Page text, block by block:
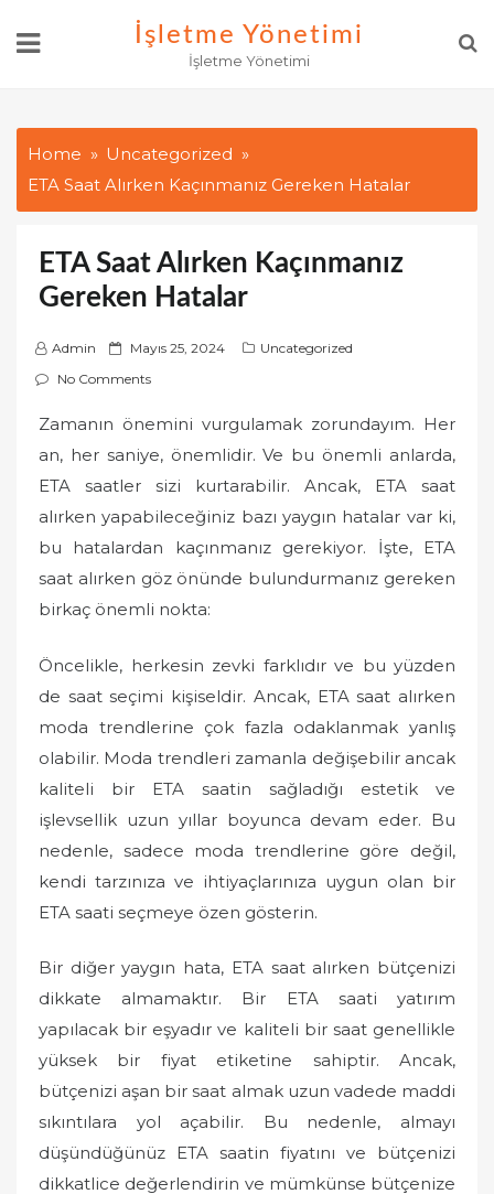
İşletme Yönetimi
İşletme Yönetimi
Home
Uncategorized
ETA Saat Alırken Kaçınmanız Gereken Hatalar
ETA Saat Alırken Kaçınmanız
Gereken Hatalar
Admin
P
o
t
e
d
Mayıs 25, 2024
Uncategorized
No Comments
Zamanın önemini vurgulamak zorundayım. Her
an, her saniye, önemlidir. Ve bu önemli anlarda,
ETA saatler sizi kurtarabilir. Ancak, ETA saat
alırken yapabileceğiniz bazı yaygın hatalar var ki,
bu hatalardan kaçınmanız gerekiyor. İşte, ETA
saat alırken göz önünde bulundurmanız gereken
birkaç önemli nokta:
Öncelikle, herkesin zevki farklıdır ve bu yüzden
de saat seçimi kişiseldir. Ancak, ETA saat alırken
moda trendlerine çok fazla odaklanmak yanlış
olabilir. Moda trendleri zamanla değişebilir ancak
kaliteli bir ETA saatin sağladığı estetik ve
işlevsellik uzun yıllar boyunca devam eder. Bu
nedenle, sadece moda trendlerine göre değil,
kendi tarzınıza ve ihtiyaçlarınıza uygun olan bir
ETA saati seçmeye özen gösterin.
Bir diğer yaygın hata, ETA saat alırken bütçenizi
dikkate almamaktır. Bir ETA saati yatırım
yapılacak bir eşyadır ve kaliteli bir saat genellikle
yüksek bir fiyat etiketine sahiptir. Ancak,
bütçenizi aşan bir saat almak uzun vadede maddi
sıkıntılara yol açabilir. Bu nedenle, almayı
düşündüğünüz ETA saatin fiyatını ve bütçenizi
dikkatlice değerlendirin ve mümkünse bütçenize